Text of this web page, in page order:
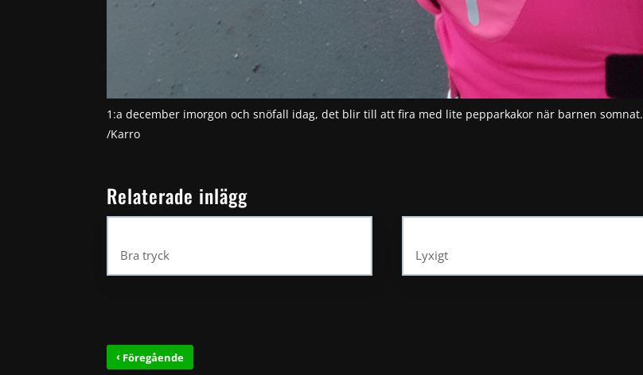
1:a december imorgon och snöfall idag, det blir till att fira med lite pepparkakor när barnen somnat.
/Karro
Relaterade inlägg
Bra tryck Lyxigt
‹ Föregående